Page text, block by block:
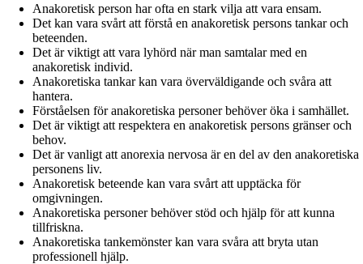
Anakoretisk person har ofta en stark vilja att vara ensam.
Det kan vara svårt att förstå en anakoretisk persons tankar och
beteenden.
Det är viktigt att vara lyhörd när man samtalar med en
anakoretisk individ.
Anakoretiska tankar kan vara överväldigande och svåra att
hantera.
Förståelsen för anakoretiska personer behöver öka i samhället.
Det är viktigt att respektera en anakoretisk persons gränser och
behov.
Det är vanligt att anorexia nervosa är en del av den anakoretiska
personens liv.
Anakoretisk beteende kan vara svårt att upptäcka för
omgivningen.
Anakoretiska personer behöver stöd och hjälp för att kunna
tillfriskna.
Anakoretiska tankemönster kan vara svåra att bryta utan
professionell hjälp.